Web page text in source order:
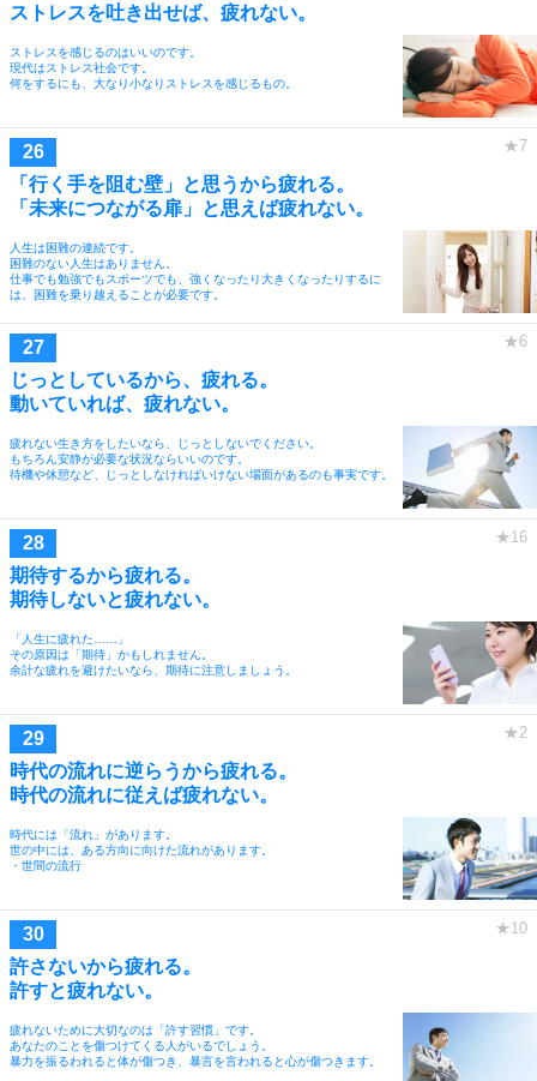
ストレスを吐き出せば、疲れない。
ストレスを感じるのはいいのです。
現代はストレス社会です。
何をするにも、大なり小なりストレスを感じるもの。
「行く手を阻む壁」と思うから疲れる。
「未来につながる扉」と思えば疲れない。
人生は困難の連続です。
困難のない人生はありません。
仕事でも勉強でもスポーツでも、強くなったり大きくなったりするに
は、困難を乗り越えることが必要です。
じっとしているから、疲れる。
動いていれば、疲れない。
疲れない生き方をしたいなら、じっとしないでください。
もちろん安静が必要な状況ならいいのです。
待機や休憩など、じっとしなければいけない場面があるのも事実です。
期待するから疲れる。
期待しないと疲れない。
「人生に疲れた……」
その原因は「期待」かもしれません。
余計な疲れを避けたいなら、期待に注意しましょう。
時代の流れに逆らうから疲れる。
時代の流れに従えば疲れない。
時代には「流れ」があります。
世の中には、ある方向に向けた流れがあります。
・世間の流行
許さないから疲れる。
許すと疲れない。
疲れないために大切なのは「許す習慣」です。
あなたのことを傷つけてくる人がいるでしょう。
暴力を振るわれると体が傷つき、暴言を言われると心が傷つきます。